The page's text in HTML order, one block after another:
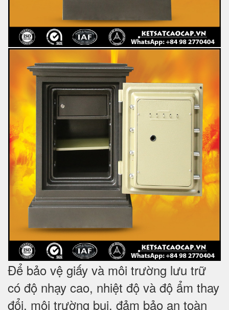
Để bảo vệ giấy và môi trường lưu trữ
có độ nhạy cao, nhiệt độ và độ ẩm thay
đổi, môi trường bụi, đảm bảo an toàn